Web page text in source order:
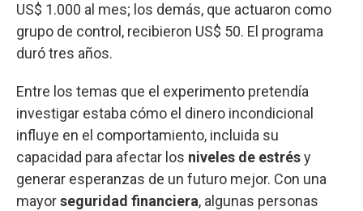
US$ 1.000 al mes; los demás, que actuaron como
grupo de control, recibieron US$ 50. El programa
duró tres años.
Entre los temas que el experimento pretendía
investigar estaba cómo el dinero incondicional
influye en el comportamiento, incluida su
capacidad para afectar los niveles de estrésy
generar esperanzas de un futuro mejor. Con una
mayorseguridad financiera, algunas personas